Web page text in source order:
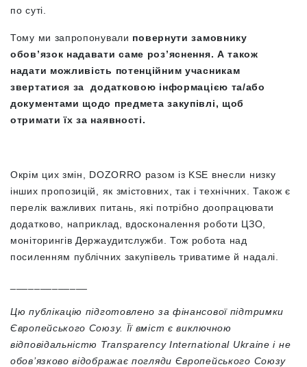
по суті.
Тому ми запропонували повернути замовнику
обов’язок надавати саме роз’яснення. А також
надати можливість потенційним учасникам
звертатися за додатковою інформацією та/або
документами щодо предмета закупівлі, щоб
отримати їх за наявності.
Окрім цих змін, DOZORRO разом із KSE внесли низку
інших пропозицій, як змістовних, так і технічних. Також є
перелік важливих питань, які потрібно доопрацювати
додатково, наприклад, вдосконалення роботи ЦЗО,
моніторингів Держаудитслужби. Тож робота над
посиленням публічних закупівель триватиме й надалі.
Цю публікацію підготовлено за фінансової підтримки
Європейського Союзу. Її вміст є виключною
відповідальністю Transparency International Ukraine і не
обов’язково відображає погляди Європейського Союзу